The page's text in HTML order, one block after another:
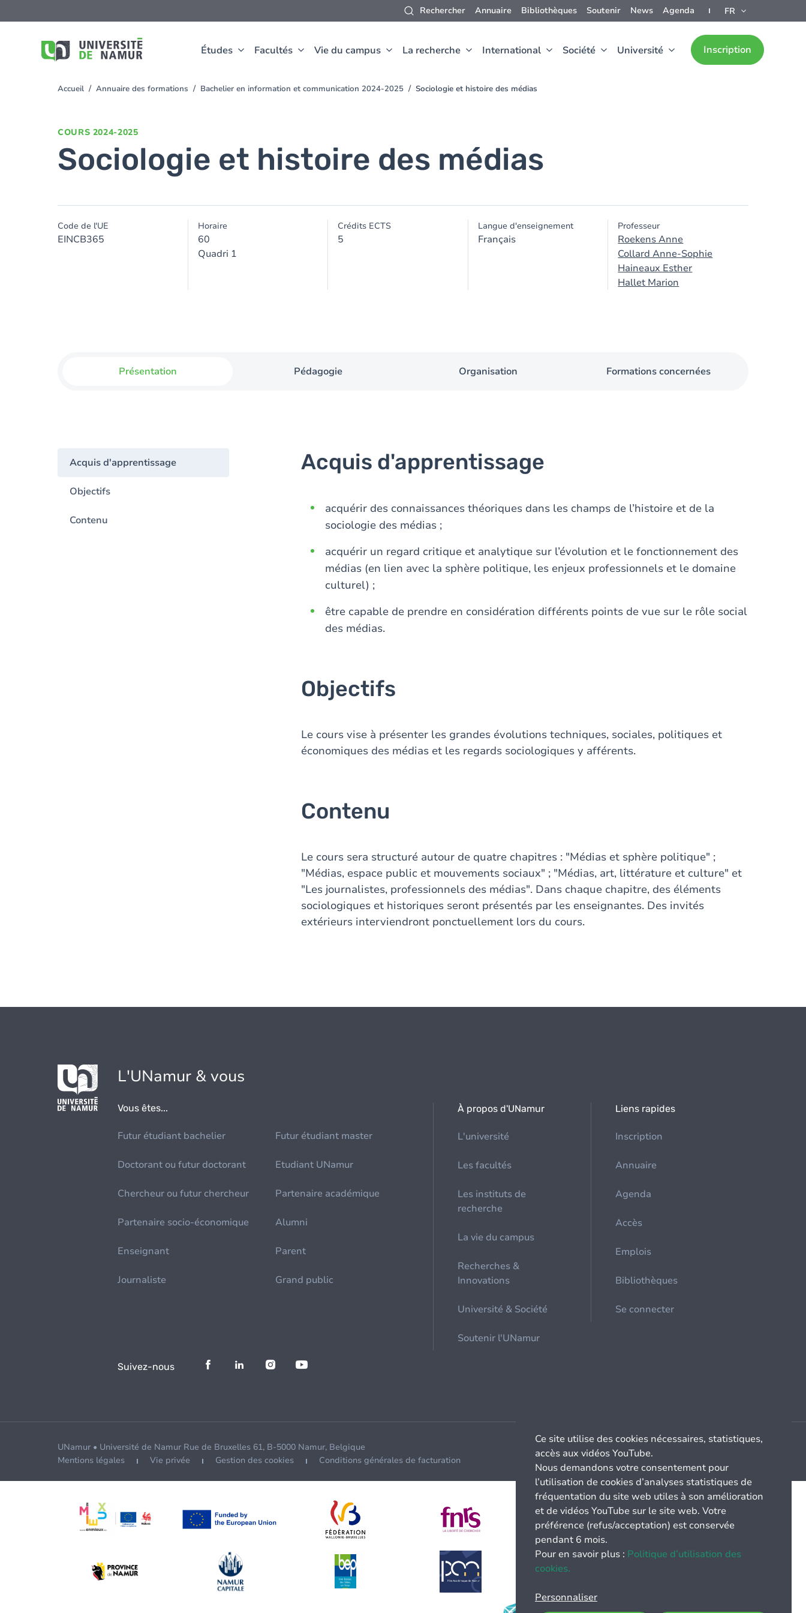
Rechercher Annuaire Bibliothèques Soutenir News Agenda FR
Études Facultés Vie du campus La recherche International Société Université Inscription
au
You
Accueil Annuaire des formations Bachelier en information et communication 2024-2025 Sociologie et histoire des médias
COURS 2024-2025
Sociologie et histoire des médias
Code de l'UE
EINCB365
Horaire
60
Quadri 1
Crédits ECTS
5
Langue d'enseignement
Français
Professeur
Roekens Anne
Collard Anne-Sophie
Haineaux Esther
Hallet Marion
Présentation Pédagogie Organisation Formations concernées
Acquis d'apprentissage
Objectifs
Contenu
Acquis d'apprentissage
acquérir des connaissances théoriques dans les champs de l’histoire et de la
sociologie des médias ;
acquérir un regard critique et analytique sur l’évolution et le fonctionnement des
médias (en lien avec la sphère politique, les enjeux professionnels et le domaine
culturel) ;
être capable de prendre en considération différents points de vue sur le rôle social
des médias.
Objectifs
Le cours vise à présenter les grandes évolutions techniques, sociales, politiques et
économiques des médias et les regards sociologiques y afférents.
Contenu
Le cours sera structuré autour de quatre chapitres : "Médias et sphère politique" ;
"Médias, espace public et mouvements sociaux" ; "Médias, art, littérature et culture" et
"Les journalistes, professionnels des médias". Dans chaque chapitre, des éléments
sociologiques et historiques seront présentés par les enseignantes. Des invités
extérieurs interviendront ponctuellement lors du cours.
L'UNamur & vous
Vous êtes...
Futur étudiant bachelier Futur étudiant master
Doctorant ou futur doctorant Etudiant UNamur
Chercheur ou futur chercheur Partenaire académique
Partenaire socio-économique Alumni
Enseignant Parent
Journaliste Grand public
À propos d'UNamur
L'université
Les facultés
Les instituts de
recherche
La vie du campus
Recherches &
Innovations
Université & Société
Soutenir l'UNamur
Liens rapides
Inscription
Annuaire
Agenda
Accès
Emplois
Bibliothèques
Se connecter
Suivez-nous
UNamur • Université de Namur Rue de Bruxelles 61, B-5000 Namur, Belgique
Mentions légales
Vie privée Gestion des cookies Conditions générales de facturation
Ce site utilise des cookies nécessaires, statistiques,
accès aux vidéos YouTube.
Nous demandons votre consentement pour
l’utilisation de cookies d’analyses statistiques de
fréquentation du site web utiles à son amélioration
et de vidéos YouTube sur le site web. Votre
préférence (refus/acceptation) est conservée
pendant 6 mois.
Pour en savoir plus : Politique d’utilisation des
cookies.
Personnaliser